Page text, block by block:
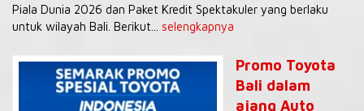
Piala Dunia 2026 dan Paket Kredit Spektakuler yang berlaku
untuk wilayah Bali. Berikut... selengkapnya
Promo Toyota
Bali dalam
ajang Auto